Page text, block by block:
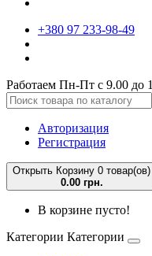
+380 97 233-98-49
Работаем Пн-Пт с 9.00 до
Авторизация
Регистрация
Открыть Корзину 0 товар(ов)
0.00 грн.
В корзине пусто!
Категории Категории